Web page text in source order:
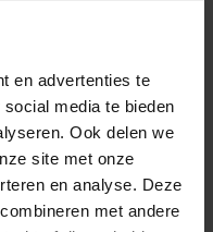
en advertenties te
media te bieden
Ook delen we
site met onze
en analyse. Deze
met andere